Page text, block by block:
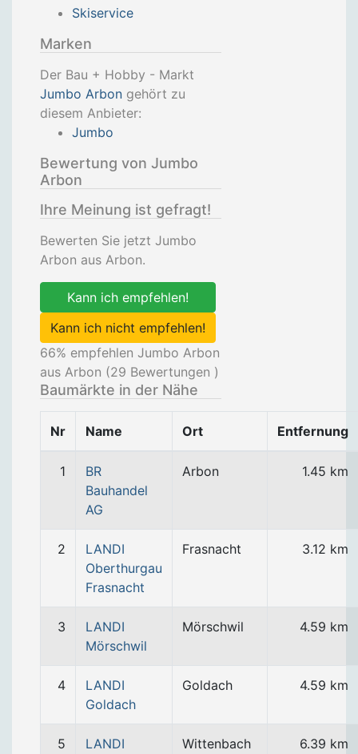
Skiservice
Marken
Der Bau + Hobby - Markt
Jumbo Arbon gehört zu
diesem Anbieter:
Jumbo
Bewertung von Jumbo
Arbon
Ihre Meinung ist gefragt!
Bewerten Sie jetzt Jumbo
Arbon aus Arbon.
Kann ich empfehlen!
Kann ich nicht empfehlen!
66% empfehlen Jumbo Arbon
aus Arbon (29 Bewertungen )
Baumärkte in der Nähe
Nr Name Ort Entfernung
1
BR
Bauhandel
AG
Arbon 1.45 km
2
LANDI
Oberthurgau
Frasnacht
Frasnacht 3.12 km
3
LANDI
Mörschwil
Mörschwil 4.59 km
4
LANDI
Goldach
Goldach 4.59 km
5
LANDI
Wittenbach 6.39 km